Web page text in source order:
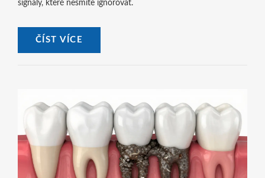
signály, které nesmíte ignorovat.
ČÍST VÍCE